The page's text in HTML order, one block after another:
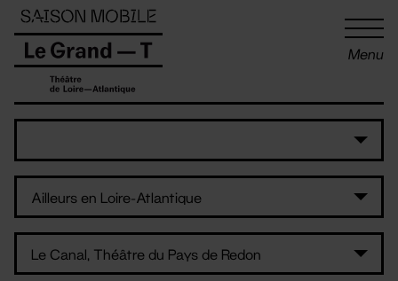
Menu
Panneau de gestion des cookies